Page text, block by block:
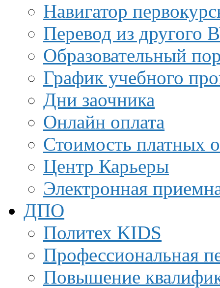
Навигатор
Перевод из другого
Образовательный
График учебного
Дни заочника
Онлайн оплата
Стоимость платных
Центр Карьеры
Электронная
ДПО
Политех KIDS
Профессиональная
Повышение